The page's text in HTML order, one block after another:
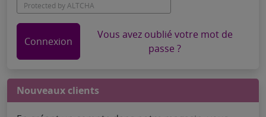
Protected byALTCHA
Connexion
Vous avez oublié votre mot de
passe ?
Nouveaux clients